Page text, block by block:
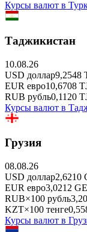
Курсы валют в
Таджикистан
10.08.26
USD доллар9,2548
EUR евро10,6708
RUB рубль0,1120
Курсы валют в
Грузия
08.08.26
USD доллар2,6210
EUR евро3,0212
RUB×100 рубль
KZT×100 тенге
Курсы валют в